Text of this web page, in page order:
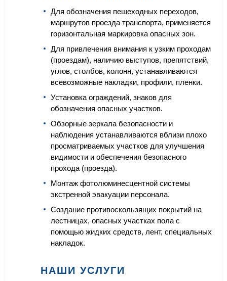
Для обозначения пешеходных переходов,
маршрутов проезда транспорта, применяется
горизонтальная маркировка опасных зон.
Для привлечения внимания к узким проходам
(проездам), наличию выступов, препятствий,
углов, столбов, колонн, устанавливаются
всевозможные накладки, профили, пленки.
Установка ограждений, знаков для
обозначения опасных участков.
Обзорные зеркала безопасности и
наблюдения устанавливаются вблизи плохо
просматриваемых участков для улучшения
видимости и обеспечения безопасного
прохода (проезда).
Монтаж фотолюминесцентной системы
экстренной эвакуации персонала.
Создание противоскользящих покрытий на
лестницах, опасных участках пола с
помощью жидких средств, лент, специальных
накладок.
НАШИ УСЛУГИ